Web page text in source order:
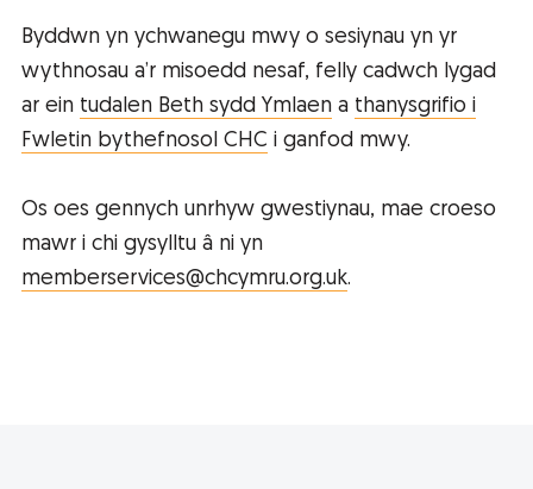
Byddwn yn ychwanegu mwy o sesiynau yn yr
wythnosau a’r misoedd nesaf, felly cadwch lygad
ar ein tudalen Beth sydd Ymlaen a thanysgrifio i
Fwletin bythefnosol CHC i ganfod mwy.
Os oes gennych unrhyw gwestiynau, mae croeso
mawr i chi gysylltu â ni yn
memberservices@chcymru.org.uk.